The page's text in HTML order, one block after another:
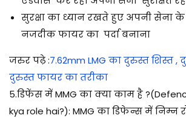
सुरक्षा का ध्यान रखते हुए अपनी सेना
नजदीक फायर का पर्दा बनाना
जरुर पढ़े:7.62mm LMG का दुरुस्त शिस्त
दुरुस्त फायर का तरीका
5.डिफेंस में MMG का क्या काम है
kya role hai?): MMG का डिफेन्स में निम्न